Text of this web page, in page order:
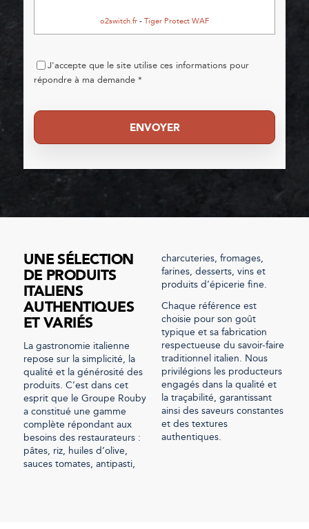
o2switch.fr - Tiger Protect WAF
J'accepte que le site utilise ces informations pour
répondre à ma demande *
ENVOYER
UNE SÉLECTION
DE PRODUITS
ITALIENS
AUTHENTIQUES
ET VARIÉS
La gastronomie italienne
repose sur la simplicité, la
qualité et la générosité des
produits. C’est dans cet
esprit que le Groupe Rouby
a constitué une gamme
complète répondant aux
besoins des restaurateurs :
pâtes, riz, huiles d’olive,
sauces tomates, antipasti,
charcuteries, fromages,
farines, desserts, vins et
produits d’épicerie fine.
Chaque référence est
choisie pour son goût
typique et sa fabrication
respectueuse du savoir-faire
traditionnel italien. Nous
privilégions les producteurs
engagés dans la qualité et
la traçabilité, garantissant
ainsi des saveurs constantes
et des textures
authentiques.